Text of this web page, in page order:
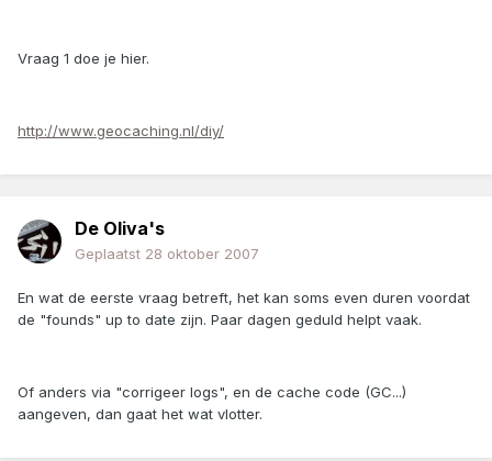
Vraag 1 doe je hier.
http://www.geocaching.nl/diy/
De Oliva's
Geplaatst 28 oktober 2007
En wat de eerste vraag betreft, het kan soms even duren voordat
de "founds" up to date zijn. Paar dagen geduld helpt vaak.
Of anders via "corrigeer logs", en de cache code (GC...)
aangeven, dan gaat het wat vlotter.